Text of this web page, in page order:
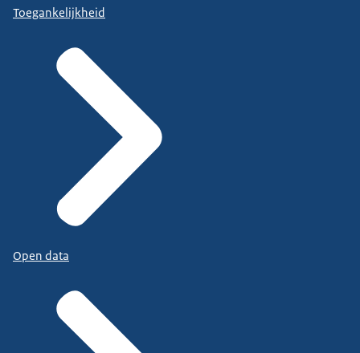
Toegankelijkheid
Open data